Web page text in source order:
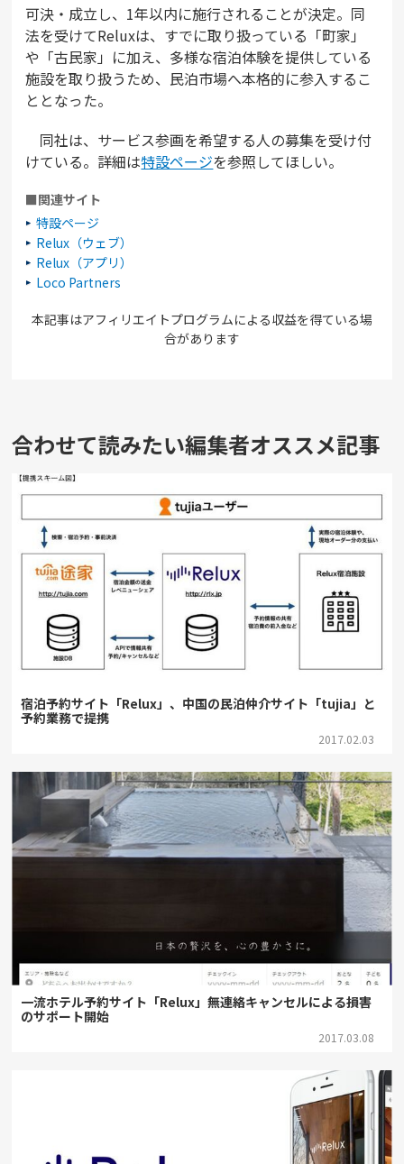
可決・成立し、1年以内に施行されることが決定。同
法を受けてReluxは、すでに取り扱っている「町家」
や「古民家」に加え、多様な宿泊体験を提供している
施設を取り扱うため、民泊市場へ本格的に参入するこ
ととなった。
同社は、サービス参画を希望する人の募集を受け付
けている。詳細は特設ページを参照してほしい。
■関連サイト
特設ページ
Relux（ウェブ）
Relux（アプリ）
Loco Partners
本記事はアフィリエイトプログラムによる収益を得ている場
合があります
合わせて読みたい編集者オススメ記事
宿泊予約サイト「Relux」、中国の民泊仲介サイト「tujia」と
予約業務で提携
2017.02.03
一流ホテル予約サイト「Relux」無連絡キャンセルによる損害
のサポート開始
2017.03.08